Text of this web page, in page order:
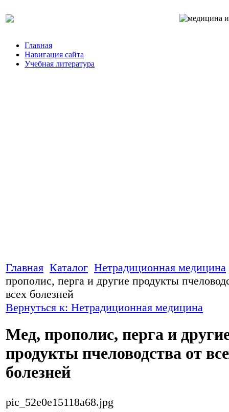
Главная
Навигация сайта
Учебная литература
Главная Каталог Нетрадиционная медицина
прополис, перга и другие продукты
всех болезней
Вернуться к: Нетрадиционная медицина
Мед, прополис, перга и
продукты пчеловодства от
болезней
pic_52e0e15118a68.jpg